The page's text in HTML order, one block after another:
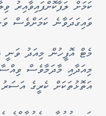
ވައިގަދަވާނެ ކަމަށްވެސް
މެޓް އޮފީހުން މިއަދު ވަނީ
މިއަދާއި މާދަމާވެސް
އަތޮޅުތަކަށް ކެރީގެ